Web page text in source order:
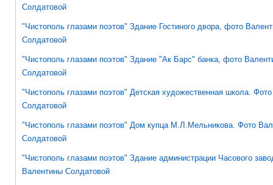
Солдатовой
"Чистополь глазами поэтов" Здание Гостиного двора, фото
Солдатовой
"Чистополь глазами поэтов" Здание "Ак Барс" банка, фото
Солдатовой
"Чистополь глазами поэтов" Детская художественная школа.
Солдатовой
"Чистополь глазами поэтов" Дом купца М.Л.Мельникова. Фото
Солдатовой
"Чистополь глазами поэтов" Здание администрации Часового
Валентины Солдатовой